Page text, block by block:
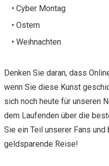
• Cyber Montag
• Ostern
• Weihnachten
Denken Sie daran, dass
wenn Sie diese Kunst
sich noch heute für unseren
dem Laufenden über die
Sie ein Teil unserer Fans
geldsparende Reise!